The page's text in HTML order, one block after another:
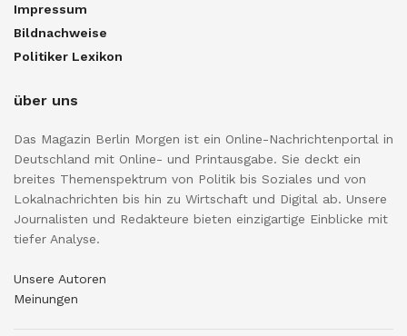
Impressum
Bildnachweise
Politiker Lexikon
über uns
Das Magazin Berlin Morgen ist ein Online-Nachrichtenportal in
Deutschland mit Online- und Printausgabe. Sie deckt ein
breites Themenspektrum von Politik bis Soziales und von
Lokalnachrichten bis hin zu Wirtschaft und Digital ab. Unsere
Journalisten und Redakteure bieten einzigartige Einblicke mit
tiefer Analyse.
Unsere Autoren
Meinungen